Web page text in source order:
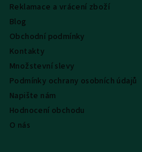
Reklamace a vrácení zboží
Blog
Obchodní podmínky
Kontakty
Množstevní slevy
Podmínky ochrany osobních údajů
Napište nám
Hodnocení obchodu
O nás